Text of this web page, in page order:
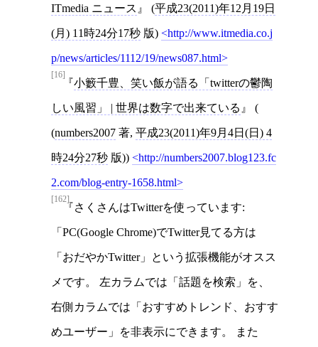
ITmedia ニュース (平成23(2011)年12月19日
(月) 11時24分17秒 版) http://www.itmedia.co.j
p/news/articles/1112/19/news087.html
[16]
小籔千豊、笑い飯が語る「twitterの鬱陶
しい風習」 | 世界は数字で出来ている (
(numbers2007 著, 平成23(2011)年9月4日(日) 4
時24分27秒 版)) http://numbers2007.blog123.fc
2.com/blog-entry-1658.html
[162]
さくさんはTwitterを使っています:
「PC(Google Chrome)でTwitter見てる方は
「おだやかTwitter」という拡張機能がオスス
メです。 左カラムでは「話題を検索」を、
右側カラムでは「おすすめトレンド、おすす
めユーザー」を非表示にできます。 また